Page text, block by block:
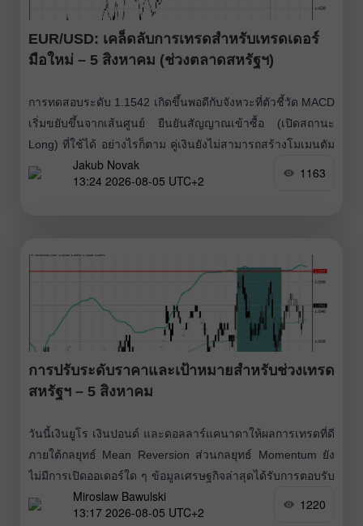
EUR/USD: เคล็ดลับการเทรดสำหรับเทรดเดอร์
มือใหม่ – 5 สิงหาคม (ช่วงตลาดสหรัฐฯ)
การทดสอบระดับ 1.1542 เกิดขึ้นพอดีกับจังหวะที่ตัวชี้วัด MACD
เริ่มขยับขึ้นจากเส้นศูนย์ ยืนยันสัญญาณเข้าซื้อ (เปิดสถานะ
Long) ที่ใช้ได้ อย่างไรก็ตาม คู่เงินยังไม่สามารถสร้างโมเมนตัม
ขาขึ้นที่ชัดเจนได้ รายงานกิจกรรมทางธุรกิจของยูโรโซนใน
เดือนกรกฎาคมออกมาดีกว่าที่คาด ช่วยหนุนค่าเงินยูโร โดย
Jakub Novak
13:24 2026-08-05 UTC+2
1163
การปรับระดับราคาและเป้าหมายสำหรับช่วงเทรด
สหรัฐฯ – 5 สิงหาคม
วันนี้เงินยูโร เงินปอนด์ และดอลลาร์แคนาดาให้ผลการเทรดที่ดี
ภายใต้กลยุทธ์ Mean Reversion ส่วนกลยุทธ์ Momentum ยัง
ไม่มีการเปิดออเดอร์ใด ๆ ข้อมูลเศรษฐกิจล่าสุดได้รับการตอบรับ
ที่ดีจากบรรดานักเทรด กิจกรรมทางธุรกิจในยูโรโซนขยายตัว
ในเดือนกรกฎาคมในอัตราที่เร็วที่สุดในรอบแปดเดือน โดย
Miroslaw Bawulski
13:17 2026-08-05 UTC+2
1220